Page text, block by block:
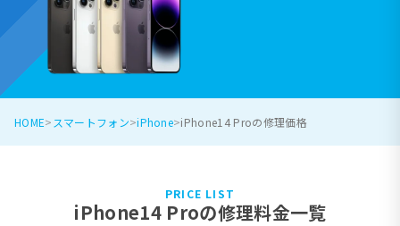
HOME スマートフォン iPhone iPhone14 Proの修理価格
PRICE LIST
iPhone14 Proの修理料金一覧